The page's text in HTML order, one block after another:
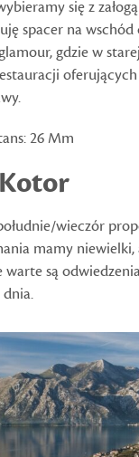
się z
spacer na wschód
gdzie w
26 Mm
wieczór
mamy
są
dnia.